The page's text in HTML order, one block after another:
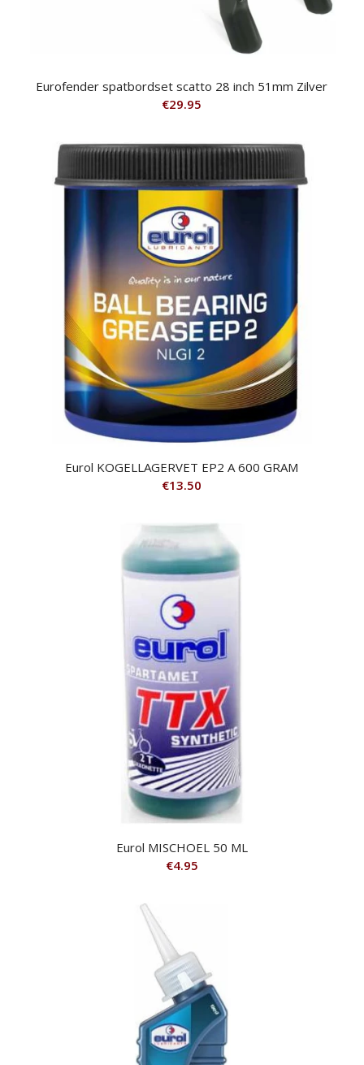
Eurofender spatbordset scatto 28 inch 51mm Zilver
€29.95
Eurol KOGELLAGERVET EP2 A 600 GRAM
€13.50
Eurol MISCHOEL 50 ML
€4.95